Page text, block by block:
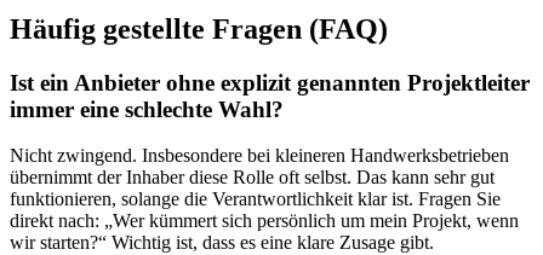
Häufig gestellte Fragen (FAQ)
Ist ein Anbieter ohne explizit genannten Projektleiter
immer eine schlechte Wahl?
Nicht zwingend. Insbesondere bei kleineren Handwerksbetrieben
übernimmt der Inhaber diese Rolle oft selbst. Das kann sehr gut
funktionieren, solange die Verantwortlichkeit klar ist. Fragen Sie
direkt nach: „Wer kümmert sich persönlich um mein Projekt, wenn
wir starten?“ Wichtig ist, dass es eine klare Zusage gibt.